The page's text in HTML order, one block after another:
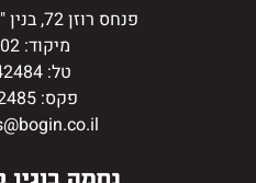
פנחס רוזן 72, בנין "טופ דן", תל אביב
מיקוד: 6143102
טל: 03-6442484
פקס: 03-6442485